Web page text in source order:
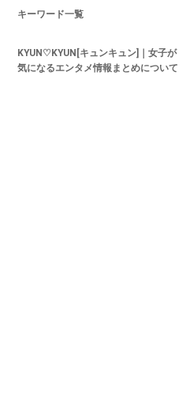
キーワード一覧
KYUN♡KYUN[キュンキュン]｜女子が
気になるエンタメ情報まとめについて